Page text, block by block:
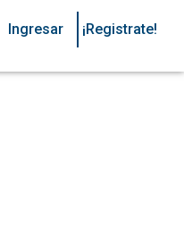
Ingresar ¡Registrate!